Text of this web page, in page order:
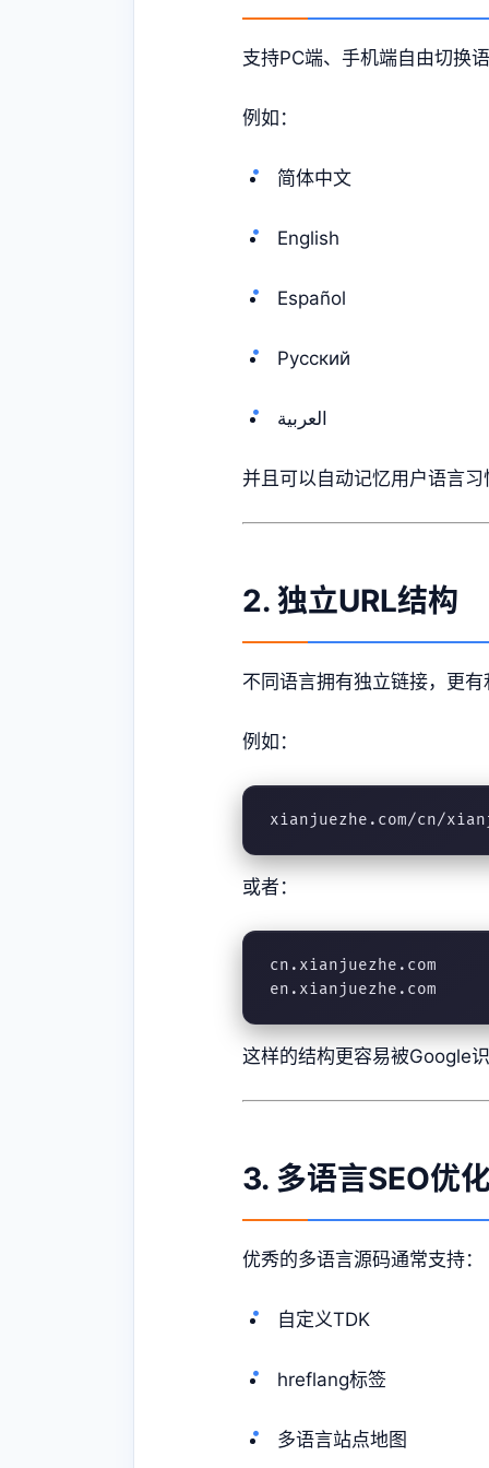
支持PC端、手机端自由切换语
例如：
简体中文
English
Español
Русский
العربية
并且可以自动记忆用户语言习
2. 独立URL结构
不同语言拥有独立链接，更有
例如：
xianjuezhe.com/cn/
或者：
cn.xianjuezhe.com
en.xianjuezhe.com
这样的结构更容易被Google识
3. 多语言SEO优
优秀的多语言源码通常支持：
自定义TDK
hreflang标签
多语言站点地图